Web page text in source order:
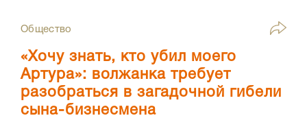
Общество
«Хочу знать, кто убил моего
Артура»: волжанка требует
разобраться в загадочной гибели
сына-бизнесмена